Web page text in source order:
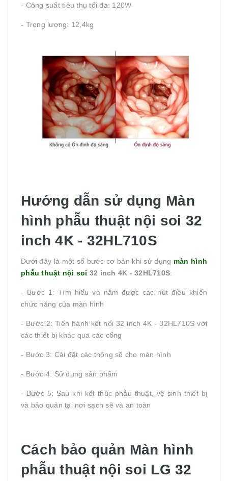
- Công suất tiêu thụ tối đa: 120W
- Trọng lượng: 12,4kg
Hướng dẫn sử dụng Màn
hình phẫu thuật nội soi 32
inch 4K - 32HL710S
Dưới đây là một số bước cơ bản khi sử dụng màn hình
phẫu thuật nội soi 32 inch 4K - 32HL710S:
- Bước 1: Tìm hiểu và nắm được các nút điều khiển
chức năng của màn hình
- Bước 2: Tiến hành kết nối 32 inch 4K - 32HL710S với
các thiết bị khác qua các cổng
- Bước 3: Cài đặt các thông số cho màn hình
- Bước 4: Sử dụng sản phẩm
- Bước 5: Sau khi kết thúc phẫu thuật, vệ sinh thiết bị
và bảo quản tại nơi sạch sẽ và an toàn
Cách bảo quản Màn hình
phẫu thuật nội soi LG 32